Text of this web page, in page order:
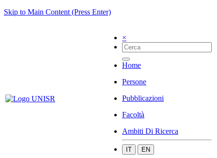
Skip to Main Content (Press Enter)
×
Home
Persone
Pubblicazioni
Facoltà
Ambiti Di Ricerca
IT EN